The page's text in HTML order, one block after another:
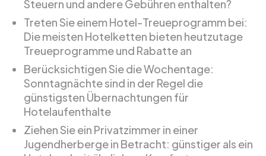
Steuern und andere Gebühren enthalten?
Treten Sie einem Hotel-Treueprogramm bei:
Die meisten Hotelketten bieten heutzutage
Treueprogramme und Rabatte an
Berücksichtigen Sie die Wochentage:
Sonntagnächte sind in der Regel die
günstigsten Übernachtungen für
Hotelaufenthalte
Ziehen Sie ein Privatzimmer in einer
Jugendherberge in Betracht: günstiger als ein